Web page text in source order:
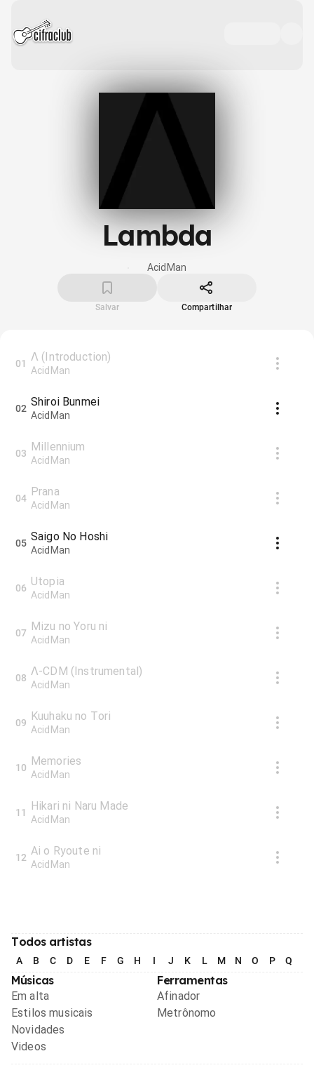
Lambda
AcidMan
Salvar Compartilhar
01 Λ (Introduction)
AcidMan
02 Shiroi Bunmei
AcidMan
03 Millennium
AcidMan
04 Prana
AcidMan
05 Saigo No Hoshi
AcidMan
06 Utopia
AcidMan
07 Mizu no Yoru ni
AcidMan
08 Λ-CDM (Instrumental)
AcidMan
09 Kuuhaku no Tori
AcidMan
10 Memories
AcidMan
11 Hikari ni Naru Made
AcidMan
12 Ai o Ryoute ni
AcidMan
Todos artistas
A B C D E F G H I J K L M N O P Q
Músicas
Em alta
Estilos musicais
Novidades
Videos
Ferramentas
Afinador
Metrônomo